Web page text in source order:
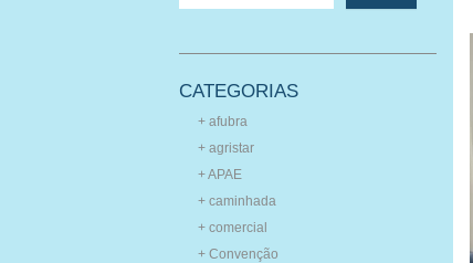
CATEGORIAS
+ afubra
+ agristar
+ APAE
+ caminhada
+ comercial
+ Convenção